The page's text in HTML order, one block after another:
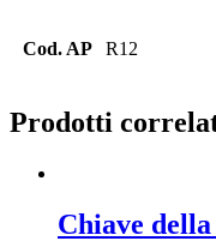
Cod. AP R12
Prodotti
Chiave